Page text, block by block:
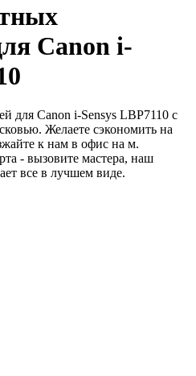
Canon i-
для Canon i-Sensys LBP7110 с
Желаете сэкономить на
к нам в офис на м.
- вызовите мастера, наш
все в лучшем виде.